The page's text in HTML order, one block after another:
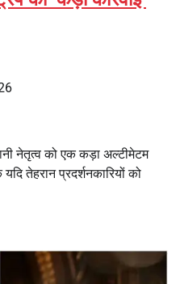
नेतृत्व को एक कड़ा अल्टीमेटम
तेहरान प्रदर्शनकारियों को